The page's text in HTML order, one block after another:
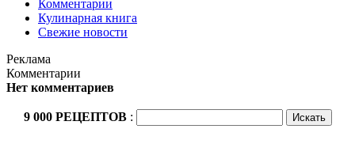
Комментарии
Кулинарная книга
Свежие новости
Реклама
Комментарии
Нет комментариев
9 000 РЕЦЕПТОВ :